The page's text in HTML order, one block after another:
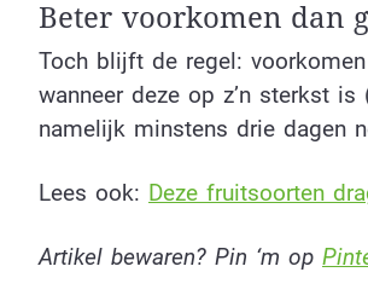
Beter voorkomen dan
Toch blijft de regel:
wanneer deze op z’n sterkst
namelijk minstens drie dagen
Lees ook: Deze fruitsoorten
Artikel bewaren? Pin ‘m op